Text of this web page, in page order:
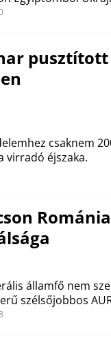
pusztított
csaknem
virradó éjszaka.
Románia
államfő nem
szélsőjobbos